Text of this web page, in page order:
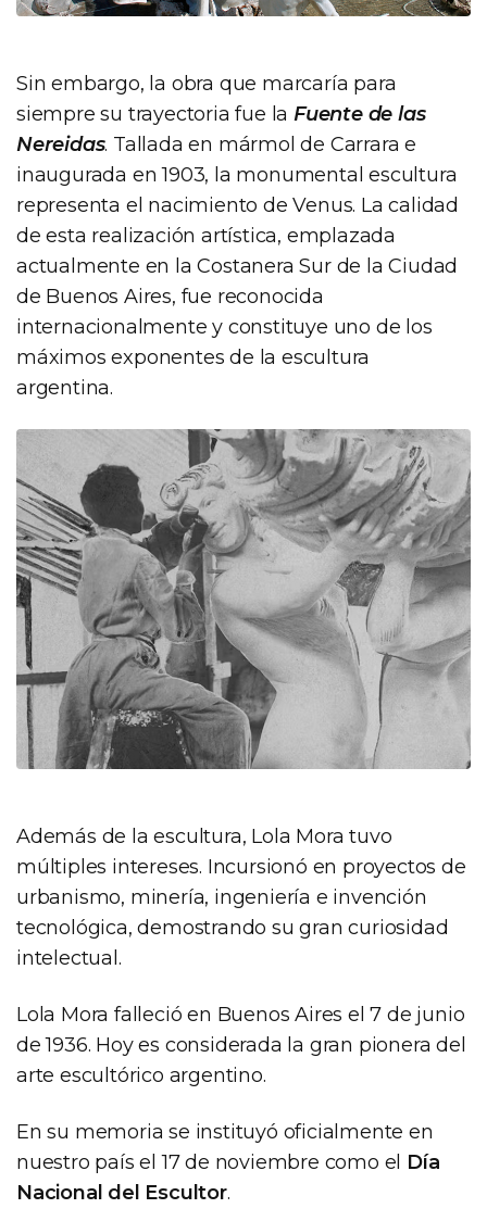
Sin embargo, la obra que marcaría para
siempre su trayectoria fue laFuente de las
Nereidas. Tallada en mármol de Carrara e
inaugurada en 1903, la monumental escultura
representa el nacimiento de Venus. La calidad
de esta realización artística, emplazada
actualmente en la Costanera Sur de la Ciudad
de Buenos Aires, fue reconocida
internacionalmente y constituye uno de los
máximos exponentes de la escultura
argentina.
Además de la escultura, Lola Mora tuvo
múltiples intereses. Incursionó en proyectos de
urbanismo, minería, ingeniería e invención
tecnológica, demostrando su gran curiosidad
intelectual.
Lola Mora falleció en Buenos Aires el 7 de junio
de 1936. Hoy es considerada la gran pionera del
arte escultórico argentino.
En su memoria se instituyó oficialmente en
nuestro país el 17 de noviembre como el Día
Nacional del Escultor.